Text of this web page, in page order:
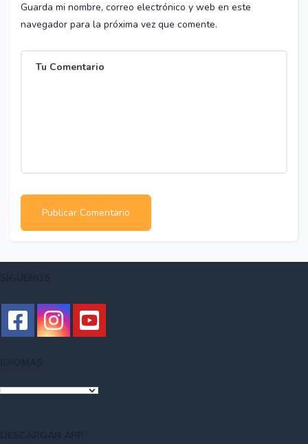
Guarda mi nombre, correo electrónico y web en este
navegador para la próxima vez que comente.